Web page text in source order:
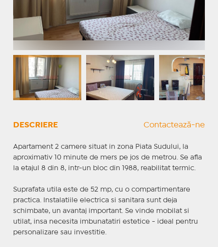
DESCRIERE Contactează-ne
Apartament 2 camere situat in zona Piata Sudului, la
aproximativ 10 minute de mers pe jos de metrou. Se afla
la etajul 8 din 8, intr-un bloc din 1988, reabilitat termic.
Suprafata utila este de 52 mp, cu o compartimentare
practica. Instalatiile electrica si sanitara sunt deja
schimbate, un avantaj important. Se vinde mobilat si
utilat, insa necesita imbunatatiri estetice - ideal pentru
personalizare sau investitie.